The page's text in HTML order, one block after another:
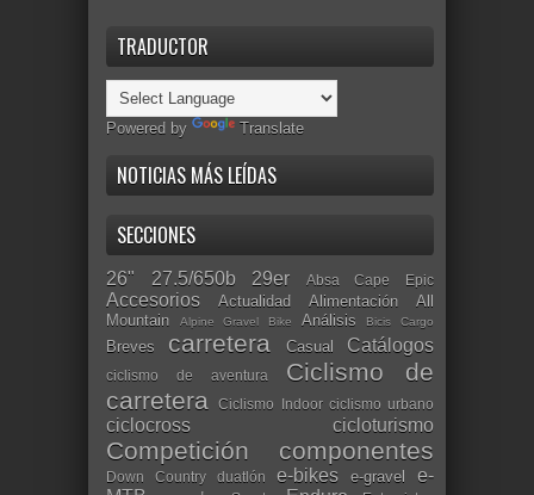
TRADUCTOR
Powered by Translate
NOTICIAS MÁS LEÍDAS
SECCIONES
26" 27.5/650b 29er Absa Cape Epic
Accesorios Actualidad Alimentación
All
Mountain
Alpine Gravel Bike Análisis Bicis Cargo
Breves carretera Casual Catálogos
ciclismo de aventura
Ciclismo de
carretera
Ciclismo Indoor ciclismo urbano
ciclocross cicloturismo
Competición componentes
Down Country duatlón e-bikes e-gravel
e-